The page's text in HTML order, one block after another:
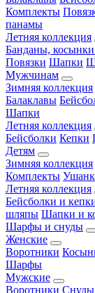
Комплекты
панамы
Летняя коллекция
Банданы,
Повязки Шапки
Мужчинам
Зимняя коллекция
Балаклавы
Шапки
Летняя коллекция
Бейсболки Кепки
Детям
Зимняя коллекция
Комплекты
Летняя коллекция
Бейсболки и
шляпы Шапки и
Шарфы и снуды
Женские
Воротники
Шарфы
Мужские
Воротники Снуды